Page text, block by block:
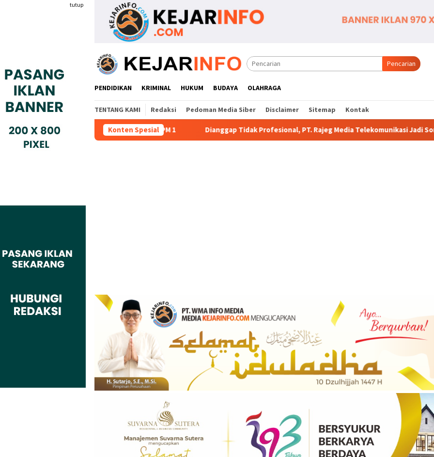
tutup
Pencarian
PENDIDIKAN KRIMINAL HUKUM BUDAYA OLAHRAGA
TENTANG KAMI Redaksi Pedoman Media Siber Disclaimer Sitemap Kontak
Konten Spesial
Liar Pengurusan PM 1 Dianggap Tidak Profesional, PT. Rajeg Media Telekomunikasi Jadi Sorotan Pelanggan